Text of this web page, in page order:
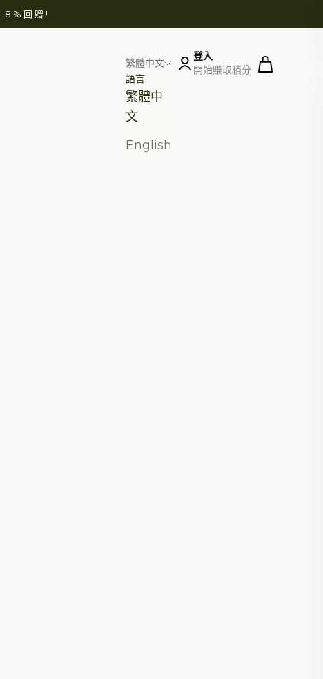
8%回贈 !
繁體中文
語言
繁體中
文
English
登入
開始賺取積分
開啟購物車